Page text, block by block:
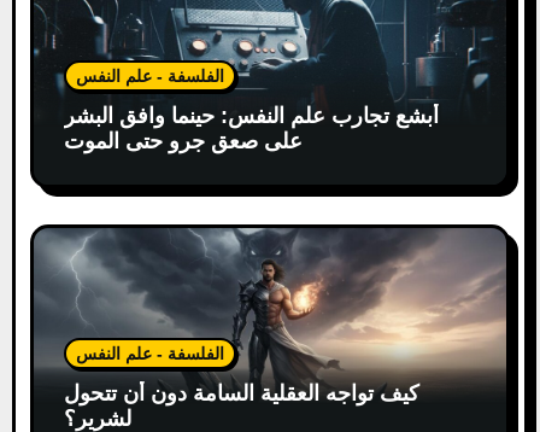
الفلسفة - علم النفس
أبشع تجارب علم النفس: حينما وافق البشر
على صعق جرو حتى الموت
الفلسفة - علم النفس
كيف تواجه العقلية السامة دون أن تتحول
لشرير؟